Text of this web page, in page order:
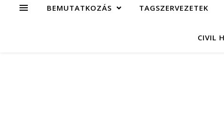
BEMUTATKOZÁS TAGSZERVEZETEK
CIVIL